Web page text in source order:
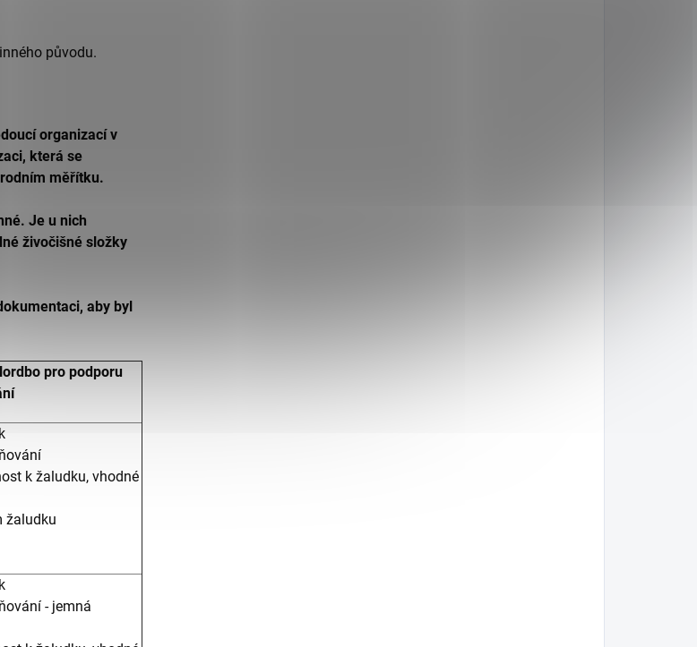
organizací v
která se
měřítku.
Je u nich
živočišné složky
aby byl
pro podporu
k žaludku, vhodné
žaludku
- jemná